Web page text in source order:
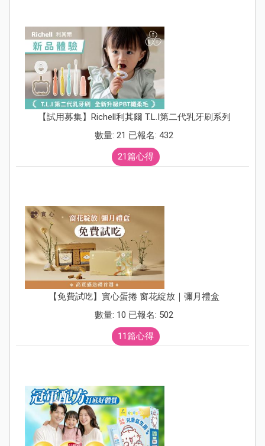
【試用募集】Richell利其爾 T.L.I第二代乳牙刷系列
數量: 21 已報名: 432
21篇心得
【免費試吃】實心蛋捲 窗花綻放｜彌月禮盒
數量: 10 已報名: 502
11篇心得